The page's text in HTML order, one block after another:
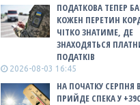
ПОДАТКОВА ТЕПЕР
КОЖЕН ПЕРЕТИН
ЧІТКО ЗНАТИМЕ, ДЕ
ЗНАХОДЯТЬСЯ
ПОДАТКІВ
2026-08-03 16:45
НА ПОЧАТКУ СЕРПНЯ
ПРИЙДЕ СПЕКА У